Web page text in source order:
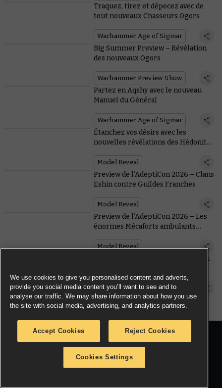
Traquez, tirez et dépecez avec de
tout nouveaux Chasseurs Ogors
Warhammer Age of Sigmar
Big Summer Preview – Révélation
des nouveaux Ogors
Warhammer Preview Show
Partez en Aqshy avec le nouveau
Manuel du Général
Warhammer Age of Sigmar
Étanchez vos désirs avec les
nouvelles révélations des Hédonites
Model Reveal
Preview de l’AdeptiCon 2026 – Clans
Eshin contre Guildes Franches
Model Reveal
Preview de l’AdeptiCon 2026 – Les
énormes Mécaforts ambulants
Cités de Sigmar
Model Reveal
Les Matriarches de Sang mènent la
bataille des Filles de Khaine
Model Reveal
We use cookies to give you personalised content and adverts,
provide you social media content you’ll want to see and to
analyse our traffic. We may share information about how you use
the site with social media, advertising, and analytics partners.
Accept Cookies Reject Cookies
Cookies Settings